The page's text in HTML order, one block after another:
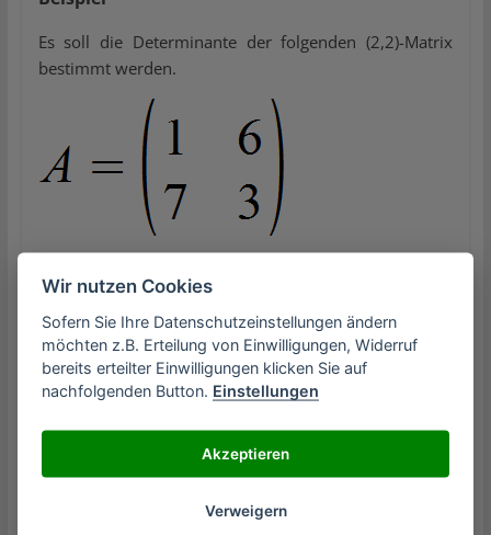
Es soll die Determinante der folgenden (2,2)-Matrix
bestimmt werden.
erhalten somit für die Determinante:
Wir nutzen Cookies
Sofern Sie Ihre Datenschutzeinstellungen ändern
möchten z.B. Erteilung von Einwilligungen, Widerruf
bereits erteilter Einwilligungen klicken Sie auf
nachfolgenden Button. Einstellungen
Akzeptieren
Verweigern